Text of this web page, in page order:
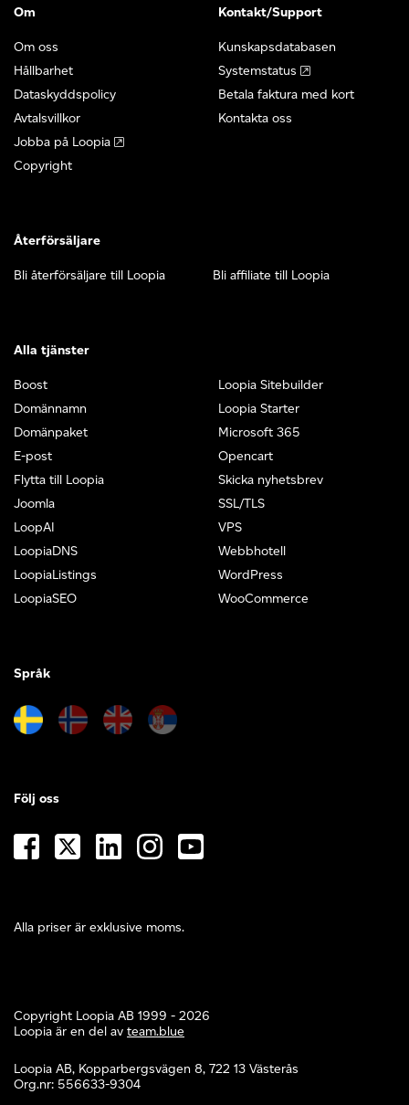
Om
Om oss
Hållbarhet
Dataskyddspolicy
Avtalsvillkor
Jobba på Loopia
Copyright
Kontakt/Support
Kunskapsdatabasen
Systemstatus
Betala faktura med kort
Kontakta oss
Återförsäljare
Bli återförsäljare till Loopia Bli affiliate till Loopia
Alla tjänster
Boost
Domännamn
Domänpaket
E-post
Flytta till Loopia
Joomla
LoopAI
LoopiaDNS
LoopiaListings
LoopiaSEO
Loopia Sitebuilder
Loopia Starter
Microsoft 365
Opencart
Skicka nyhetsbrev
SSL/TLS
VPS
Webbhotell
WordPress
WooCommerce
Språk
Alla priser är exklusive moms.
Följ oss
Copyright Loopia AB 1999 - 2026
Loopia är en del av team.blue
Loopia AB, Kopparbergsvägen 8, 722 13 Västerås
Org.nr: 556633-9304